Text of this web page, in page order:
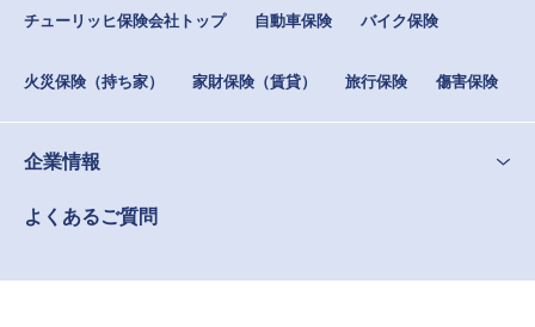
チューリッヒ保険会社トップ 自動車保険 バイク保険
火災保険（持ち家） 家財保険（賃貸） 旅行保険 傷害保険
企業情報
よくあるご質問